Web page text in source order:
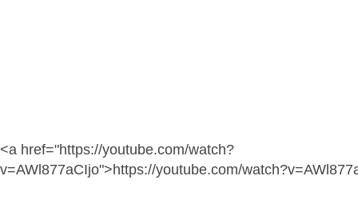
<a href="https://youtube.com/watch?
v=AWl877aCIjo">https://youtube.com/